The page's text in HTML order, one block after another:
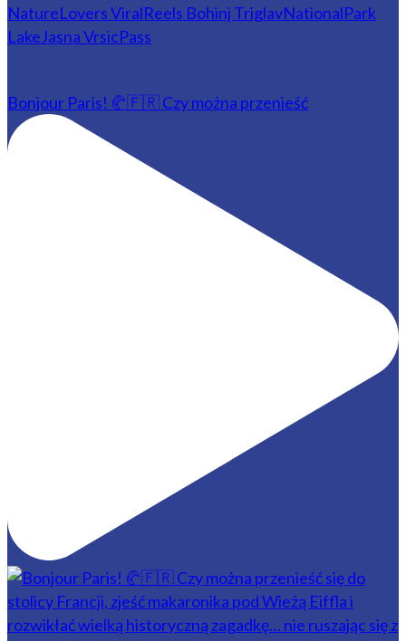
Bonjour Paris! 🥐🇫🇷 Czy można przenieść